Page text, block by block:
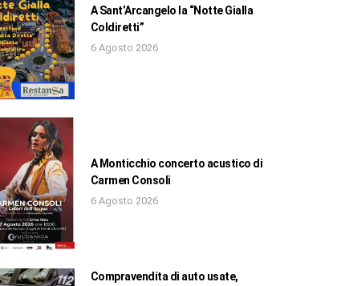
A Sant’Arcangelo la “Notte Gialla
Coldiretti”
6 Agosto 2026
A Monticchio concerto acustico di
Carmen Consoli
6 Agosto 2026
Compravendita di auto usate,